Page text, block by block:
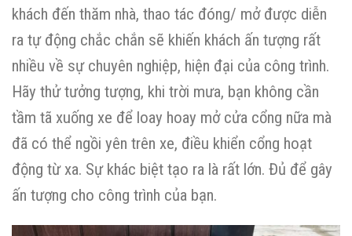
khách đến thăm nhà, thao tác đóng/ mở được diễn
ra tự động chắc chắn sẽ khiến khách ấn tượng rất
nhiều về sự chuyên nghiệp, hiện đại của công trình.
Hãy thử tưởng tượng, khi trời mưa, bạn không cần
tầm tã xuống xe để loay hoay mở cửa cổng nữa mà
đã có thể ngồi yên trên xe, điều khiển cổng hoạt
động từ xa. Sự khác biệt tạo ra là rất lớn. Đủ để gây
ấn tượng cho công trình của bạn.